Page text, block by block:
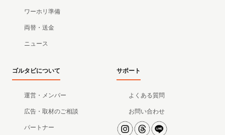
ワーホリ準備
両替・送金
ニュース
ゴルタビについて
運営・メンバー
広告・取材のご相談
パートナー
サポート
よくある質問
お問い合わせ